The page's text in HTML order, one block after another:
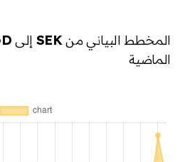
المخطط البياني منSEK إلى
الماضية